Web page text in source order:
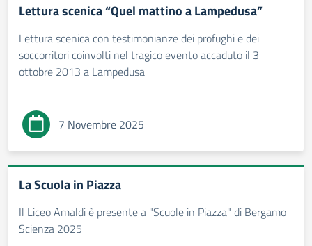
Lettura scenica “Quel mattino a Lampedusa”
Lettura scenica con testimonianze dei profughi e dei
soccorritori coinvolti nel tragico evento accaduto il 3
ottobre 2013 a Lampedusa
7 Novembre 2025
La Scuola in Piazza
Il Liceo Amaldi è presente a "Scuole in Piazza" di Bergamo
Scienza 2025